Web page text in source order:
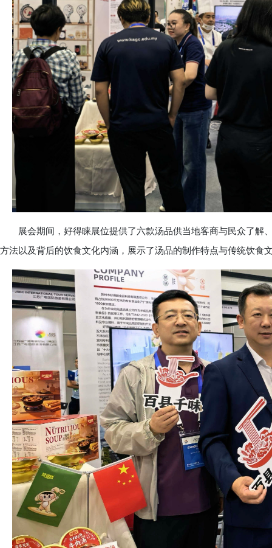
展会期间，好得睐展位提供了六款汤品供当地客商与民众了解
方法以及背后的饮食文化内涵，展示了汤品的制作特点与传统饮食